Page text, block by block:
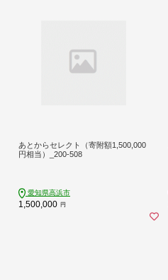
あとからセレクト（寄附額1,500,000
円相当）_200-508
愛知県高浜市
1,500,000 円